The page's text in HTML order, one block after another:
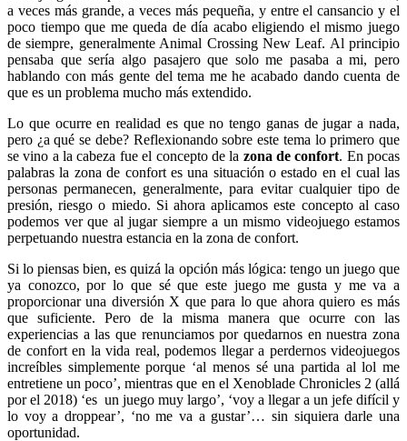
a veces más grande, a veces más pequeña, y entre el cansancio y el
poco tiempo que me queda de día acabo eligiendo el mismo juego
de siempre, generalmente Animal Crossing New Leaf. Al principio
pensaba que sería algo pasajero que solo me pasaba a mi, pero
hablando con más gente del tema me he acabado dando cuenta de
que es un problema mucho más extendido.
Lo que ocurre en realidad es que no tengo ganas de jugar a nada,
pero ¿a qué se debe? Reflexionando sobre este tema lo primero que
se vino a la cabeza fue el concepto de la zona de confort. En pocas
palabras la zona de confort es una situación o estado en el cual las
personas permanecen, generalmente, para evitar cualquier tipo de
presión, riesgo o miedo. Si ahora aplicamos este concepto al caso
podemos ver que al jugar siempre a un mismo videojuego estamos
perpetuando nuestra estancia en la zona de confort.
Si lo piensas bien, es quizá la opción más lógica: tengo un juego que
ya conozco, por lo que sé que este juego me gusta y me va a
proporcionar una diversión X que para lo que ahora quiero es más
que suficiente. Pero de la misma manera que ocurre con las
experiencias a las que renunciamos por quedarnos en nuestra zona
de confort en la vida real, podemos llegar a perdernos videojuegos
increíbles simplemente porque ‘al menos sé una partida al lol me
entretiene un poco’, mientras que en el Xenoblade Chronicles 2 (allá
por el 2018) ‘es un juego muy largo’, ‘voy a llegar a un jefe difícil y
lo voy a droppear’, ‘no me va a gustar’… sin siquiera darle una
oportunidad.